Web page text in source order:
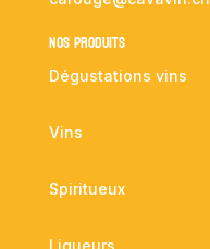
NOS PRODUITS
Dégustations vins
Vins
Spiritueux
Liqueurs